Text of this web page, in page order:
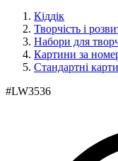
Кіддік
Творчість і
Набори для
Картини за
Стандартні
#LW3536